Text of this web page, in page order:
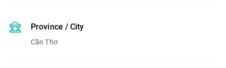
Province / City
Cần Thơ